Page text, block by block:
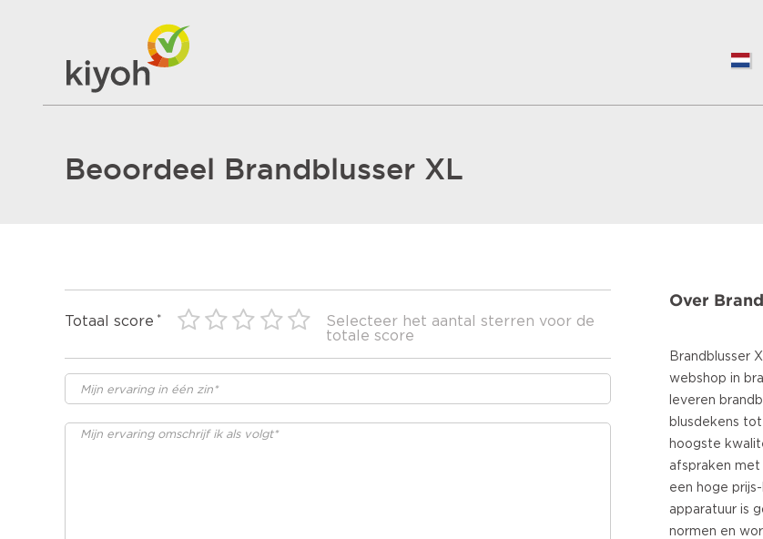
Beoordeel Brandblusser XL
Totaal score
Selecteer het aantal sterren voor de
totale score
Over
Brandblusser
webshop in
leveren
blusdekens
hoogste
afspraken met
een hoge
apparatuur is
normen en